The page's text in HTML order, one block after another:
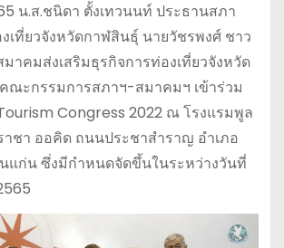
น.ส.ชนิดา ตั้งเทวนนท์ ประธานสภา
เที่ยวจังหวัดกาฬสินธุ์ นายวัชรพงศ์ ชาว
าคมส่งเสริมธุรกิจการท่องเที่ยวจังหวัด
ณะกรรมการสภาฯ-สมาคมฯ เข้าร่วม
Congress 2022 ณ โรงแรมพูล
ชา ออคิด ถนนประชาสำราญ อำเภอ
แก่น ซึ่งมีกำหนดจัดขึ้นในระหว่างวันที่